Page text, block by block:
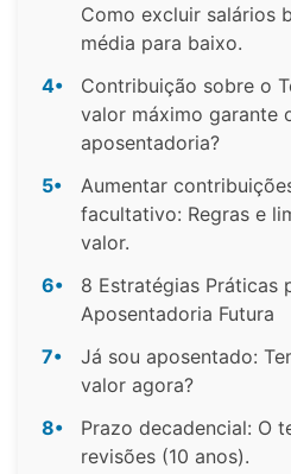
Como excluir salários
média para baixo.
4•
Contribuição sobre o
valor máximo garante
aposentadoria?
5•
Aumentar
facultativo: Regras e
valor.
6•
8 Estratégias Práticas
Aposentadoria Futura
7•
Já sou aposentado:
valor agora?
8•
Prazo decadencial: O
revisões (10 anos).